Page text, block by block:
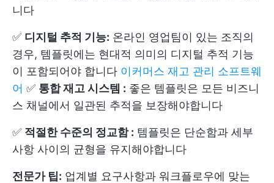
니다
✅ 디지털 추적 기능: 온라인 영업팀이 있는 조직의
경우, 템플릿에는 현대적 의미의 디지털 추적 기능
이 포함되어야 합니다 이커머스 재고 관리 소프트웨
어 ✅ 통합 재고 시스템 : 좋은 템플릿은 모든 비즈니
스 채널에서 일관된 추적을 보장해야합니다
✅ 적절한 수준의 정교함 : 템플릿은 단순함과 세부
사항 사이의 균형을 유지해야합니다
전문가 팁: 업계별 요구사항과 워크플로우에 맞는